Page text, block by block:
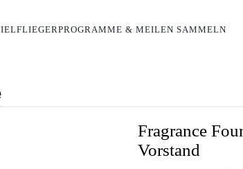
& MEILEN SAMMELN
Fragrance
Vorstand